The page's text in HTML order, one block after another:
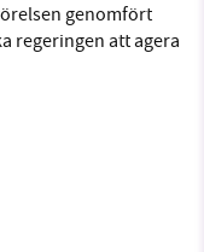
genomfört
regeringen att agera